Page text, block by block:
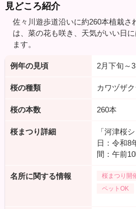
見どころ紹介
佐々川遊歩道沿いに約260本植栽さ
は、菜の花も咲き、天気がいい日
ます。
例年の見頃 2月下旬～
桜の種類 カワヅザク
桜の本数 260本
桜まつり詳細
「河津桜
日：令和8
間：午前
名所に関する情報 桜まつり開
ペットOK